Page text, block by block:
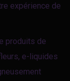
expérience de
produits de
e-liquides